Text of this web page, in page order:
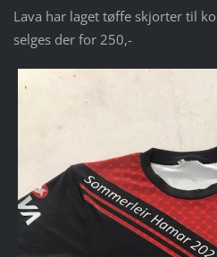
Lava har laget tøffe skjorter til
selges der for 250,-